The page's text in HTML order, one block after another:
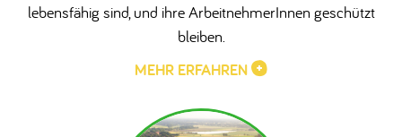
lebensfähig sind, und ihre ArbeitnehmerInnen geschützt
bleiben.
MEHR ERFAHREN